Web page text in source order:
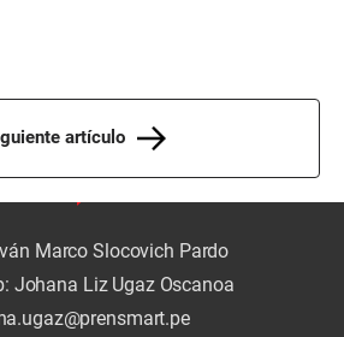
artículo
Marco Slocovich Pardo
Johana Liz Ugaz Oscanoa